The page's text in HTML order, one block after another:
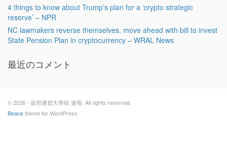
4 things to know about Trump’s plan for a ‘crypto strategic
reserve’ – NPR
NC lawmakers reverse themselves, move ahead with bill to invest
State Pension Plan in cryptocurrency – WRAL News
最近のコメント
© 2026 - 仮想通貨大學校 速報. All rights reserved.
Beans theme for WordPress.